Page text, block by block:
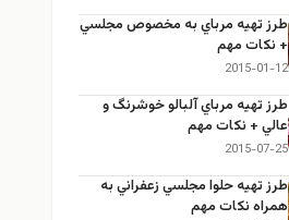
طرز تهيه مرباي به مخصوص مجلسي
+ نكات مهم
2015-01-12
طرز تهيه مرباي آلبالو خوشرنگ و
عالي + نكات مهم
2015-07-25
طرز تهيه حلوا مجلسي زعفراني به
همراه نكات مهم